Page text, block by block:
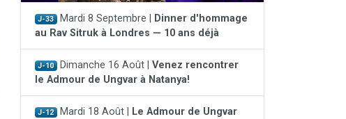
J-33 Mardi 8 Septembre |
Dinner d'hommage
au Rav Sitruk à Londres — 10 ans déjà
J-10 Dimanche 16 Août | Venez rencontrer
le Admour de Ungvar à Natanya!
J-12 Mardi 18 Août |
Le Admour de Ungvar